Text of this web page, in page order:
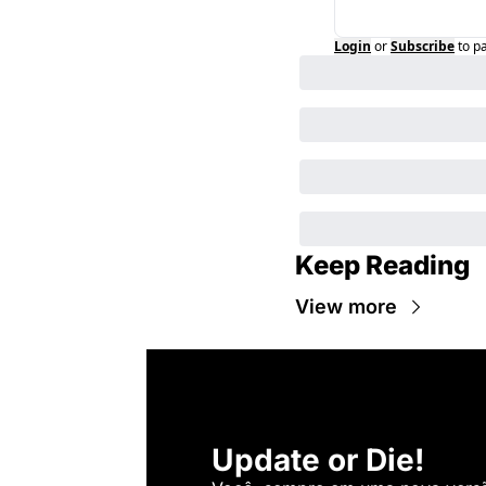
Login orSubscribeto
Keep Reading
View more
Update or Die!